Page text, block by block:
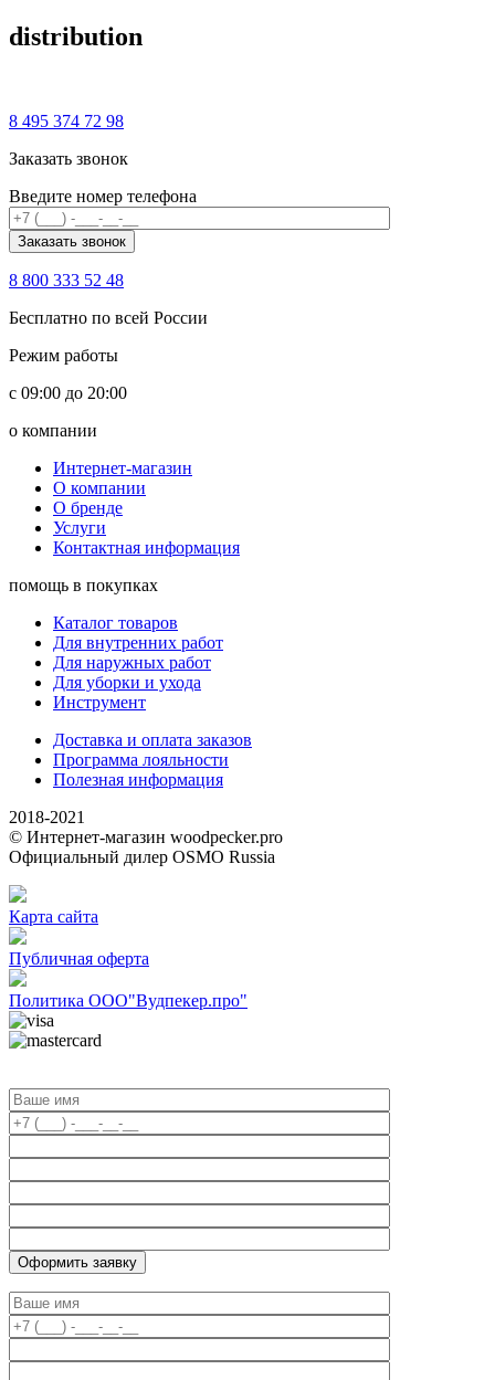
distribution
8 495 374 72 98
Заказать звонок
Введите номер телефона
8 800 333 52 48
Бесплатно по всей России
Режим работы
с 09:00 до 20:00
о компании
Интернет-магазин
О компании
О бренде
Услуги
Контактная информация
помощь в покупках
Каталог товаров
Для внутренних работ
Для наружных работ
Для уборки и ухода
Инструмент
Доставка и оплата заказов
Программа лояльности
Полезная информация
2018-2021
© Интернет-магазин woodpecker.pro
Официальный дилер OSMO Russia
Карта сайта
Публичная оферта
Политика ООО"Вудпекер.про"